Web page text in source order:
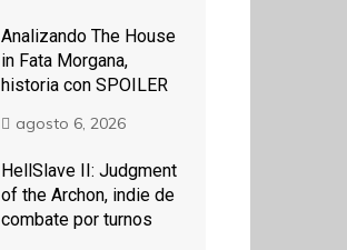
Analizando The House
in Fata Morgana,
historia con SPOILER
agosto 6, 2026
HellSlave II: Judgment
of the Archon, indie de
combate por turnos